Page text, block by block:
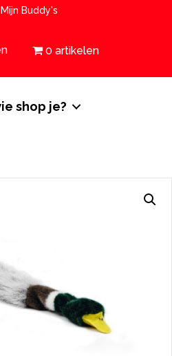
in de regio
Mijn Buddy's
0 artikelen
shop je?